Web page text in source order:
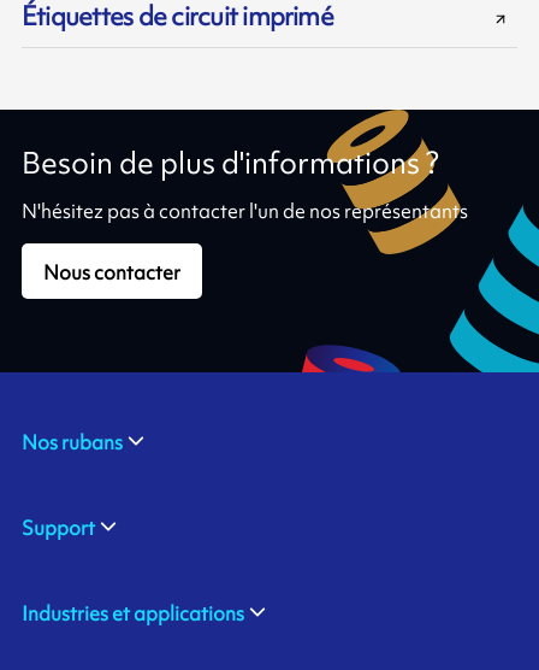
Étiquettes de circuit imprimé
Besoin de plus d'informations ?
N'hésitez pas à contacter l'un de nos représentants
Nous contacter
Nos rubans
Support
Industries et applications